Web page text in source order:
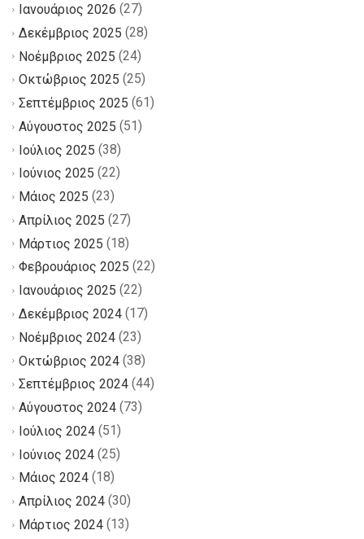
Ιανουάριος 2026 (27)
Δεκέμβριος 2025 (28)
Νοέμβριος 2025 (24)
Οκτώβριος 2025 (25)
Σεπτέμβριος 2025 (61)
Αύγουστος 2025 (51)
Ιούλιος 2025 (38)
Ιούνιος 2025 (22)
Μάιος 2025 (23)
Απρίλιος 2025 (27)
Μάρτιος 2025 (18)
Φεβρουάριος 2025 (22)
Ιανουάριος 2025 (22)
Δεκέμβριος 2024 (17)
Νοέμβριος 2024 (23)
Οκτώβριος 2024 (38)
Σεπτέμβριος 2024 (44)
Αύγουστος 2024 (73)
Ιούλιος 2024 (51)
Ιούνιος 2024 (25)
Μάιος 2024 (18)
Απρίλιος 2024 (30)
Μάρτιος 2024 (13)